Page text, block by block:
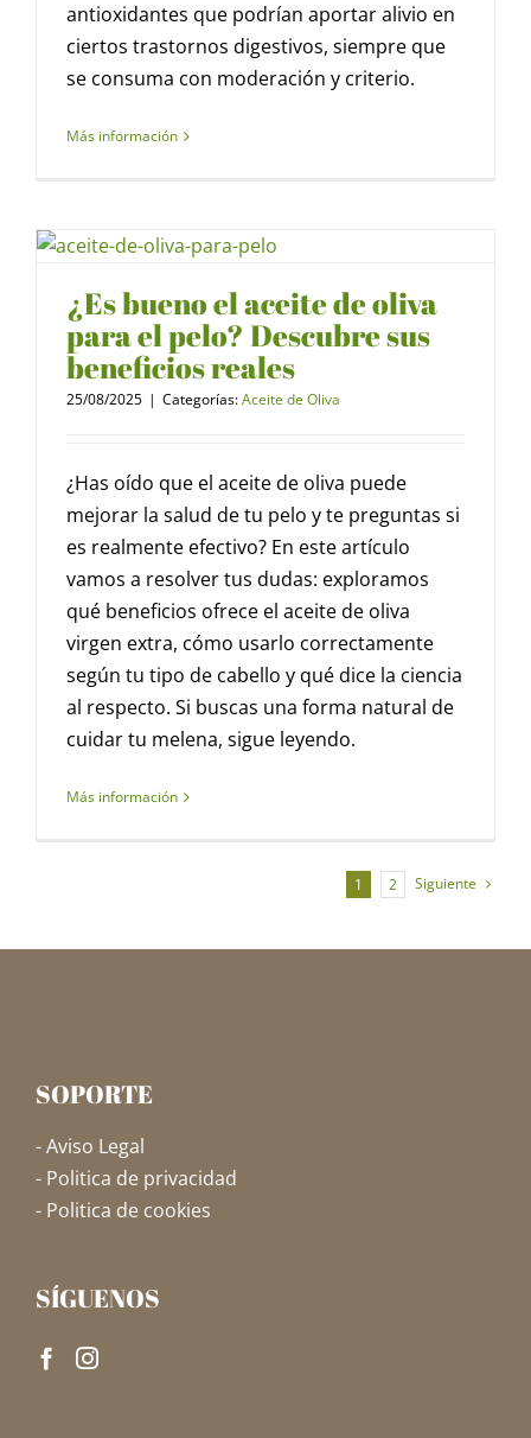
antioxidantes que podrían aportar alivio en
ciertos trastornos digestivos, siempre que
se consuma con moderación y criterio.
Más información
¿Es bueno el aceite de oliva
para el pelo? Descubre sus
beneficios reales
25/08/2025 | Categorías:Aceite de Oliva
¿Has oído que el aceite de oliva puede
mejorar la salud de tu pelo y te preguntas si
es realmente efectivo? En este artículo
vamos a resolver tus dudas: exploramos
qué beneficios ofrece el aceite de oliva
virgen extra, cómo usarlo correctamente
según tu tipo de cabello y qué dice la ciencia
al respecto. Si buscas una forma natural de
cuidar tu melena, sigue leyendo.
Más información
1 2 Siguiente
SOPORTE
- Aviso Legal
- Politica de privacidad
- Politica de cookies
SÍGUENOS